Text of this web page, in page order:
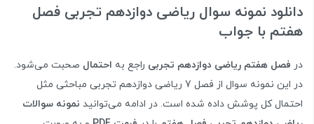
دانلود نمونه سوال ریاضی دوازدهم تجربی فصل
هفتم با جواب
در فصل هفتم ریاضی دوازدهم تجربی راجع به احتمال صحبت می‌شود.
در این نمونه سوال از فصل 7 ریاضی دوازدهم تجربی مباحثی مثل
احتمال کل پوشش داده شده است. در ادامه می‌توانید نمونه سوالات